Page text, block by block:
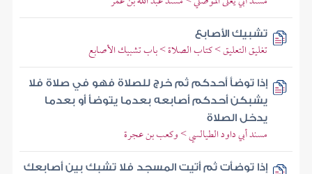
تشبيك الأصابع
تغليق التعليق > كتاب الصلاة > باب تشبيك الأصابع
إذا توضأ أحدكم ثم خرج للصلاة فهو في صلاة فلا
يشبكن أحدكم أصابعه بعدما يتوضأ أو بعدما
يدخل الصلاة
مسند أبي داود الطيالسي > وكعب بن عجرة
إذا توضأت ثم أتيت المسجد فلا تشبك بين أصابعك